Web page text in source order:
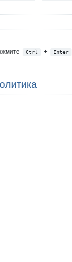
Ctrl + Enter